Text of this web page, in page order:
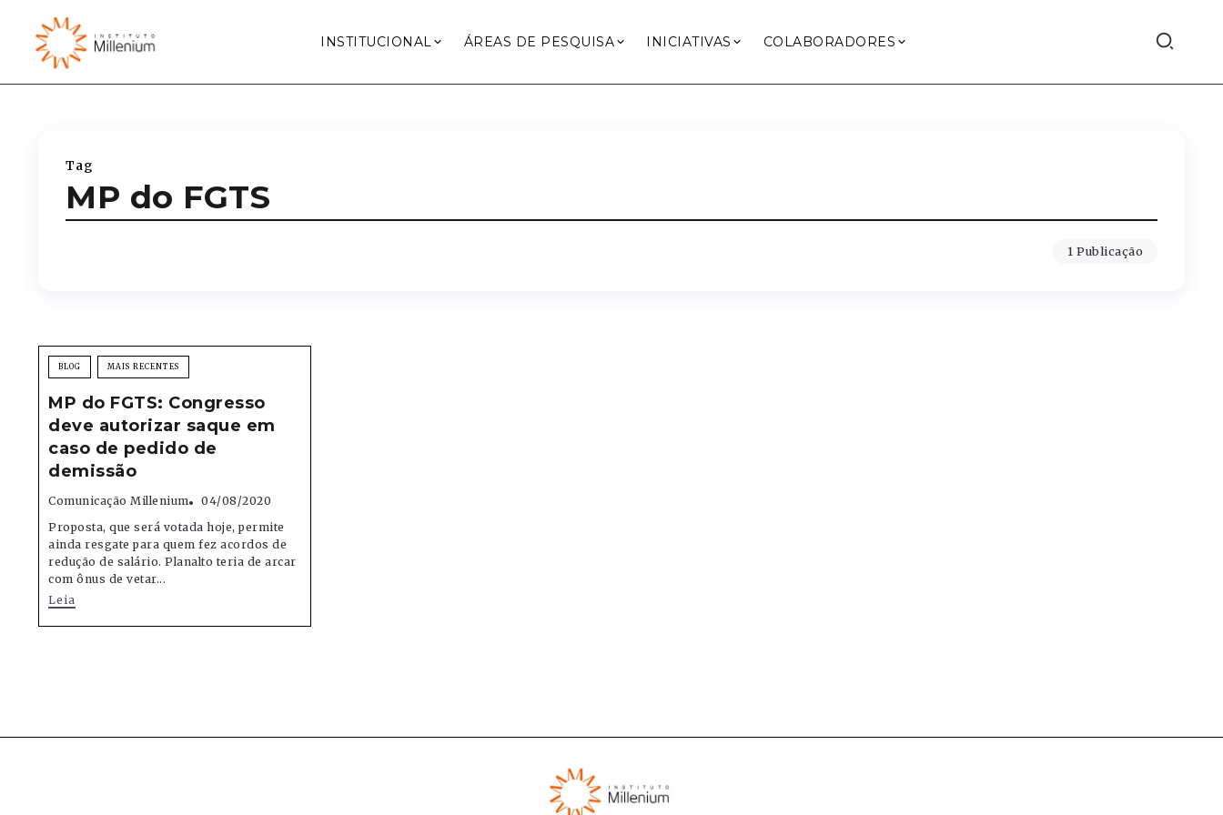
INSTITUCIONAL ÁREAS DE PESQUISA INICIATIVAS COLABORADORES
Tag
MP do FGTS
1 Publicação
BLOG MAIS RECENTES
MP do FGTS: Congresso
deve autorizar saque em
caso de pedido de
demissão
Comunicação Millenium
04/08/2020
Proposta, que será votada hoje, permite
ainda resgate para quem fez acordos de
redução de salário. Planalto teria de arcar
com ônus de vetar...
Leia